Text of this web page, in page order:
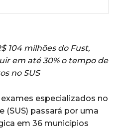
104 milhões do Fust,
em até 30% o tempo de
no SUS
especializados no
(SUS) passará por uma
em 36 municípios